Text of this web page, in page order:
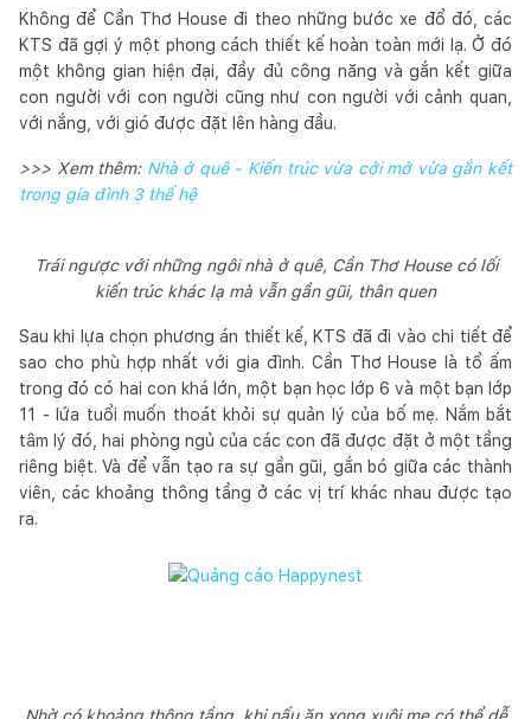
Không để Cần Thơ House đi theo những bước xe đổ đó, các
KTS đã gợi ý một phong cách thiết kế hoàn toàn mới lạ. Ở đó
một không gian hiện đại, đầy đủ công năng và gắn kết giữa
con người với con người cũng như con người với cảnh quan,
với nắng, với gió được đặt lên hàng đầu.
>>> Xem thêm: Nhà ở quê - Kiến trúc vừa cởi mở vừa gắn kết
trong gia đình 3 thế hệ
Trái ngược với những ngôi nhà ở quê, Cần Thơ House có lối
kiến trúc khác lạ mà vẫn gần gũi, thân quen
Sau khi lựa chọn phương án thiết kế, KTS đã đi vào chi tiết để
sao cho phù hợp nhất với gia đình. Cần Thơ House là tổ ấm
trong đó có hai con khá lớn, một bạn học lớp 6 và một bạn lớp
11 - lứa tuổi muốn thoát khỏi sự quản lý của bố mẹ. Nắm bắt
tâm lý đó, hai phòng ngủ của các con đã được đặt ở một tầng
riêng biệt. Và để vẫn tạo ra sự gần gũi, gắn bó giữa các thành
viên, các khoảng thông tầng ở các vị trí khác nhau được tạo
ra.